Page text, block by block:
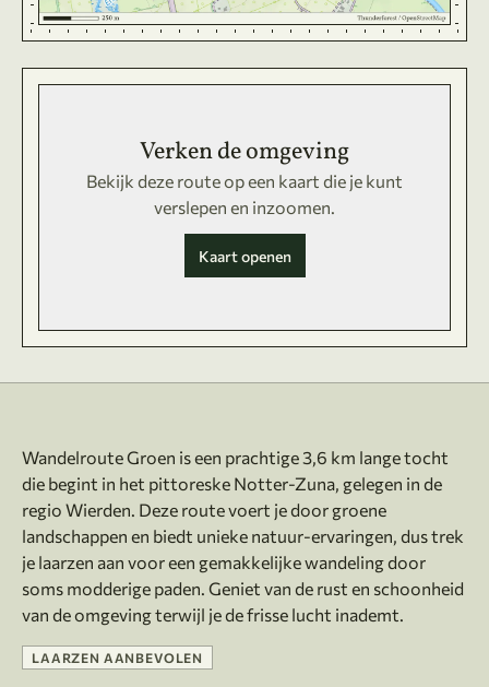
Verken de omgeving
Bekijk deze route op een kaart die je kunt
verslepen en inzoomen.
Kaart openen
Wandelroute Groen is een prachtige 3,6 km lange tocht
die begint in het pittoreske Notter-Zuna, gelegen in de
regio Wierden. Deze route voert je door groene
landschappen en biedt unieke natuur-ervaringen, dus trek
je laarzen aan voor een gemakkelijke wandeling door
soms modderige paden. Geniet van de rust en schoonheid
LAARZEN AANBEVOLEN